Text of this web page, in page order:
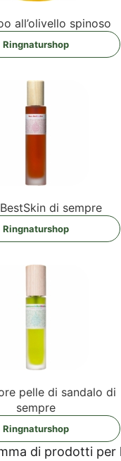
all’o­li­vel­lo spinoso
Ring­na­tur­shop
di sempre
Ring­na­tur­shop
pel­le di san­da­lo di
sempre
Ring­na­tur­shop
di pro­dot­ti